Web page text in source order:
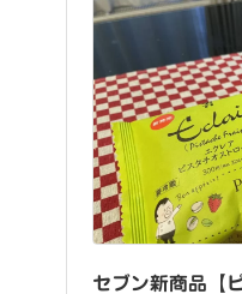
セブン新商品【